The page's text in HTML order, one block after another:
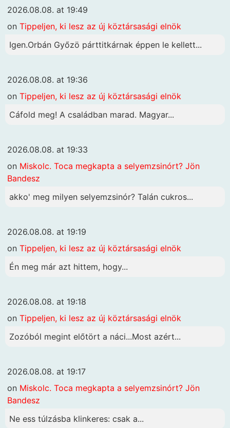
2026.08.08. at 19:49
on Tippeljen, ki lesz az új köztársasági elnök
Igen.Orbán Győzö párttitkárnak éppen le kellett...
2026.08.08. at 19:36
on Tippeljen, ki lesz az új köztársasági elnök
Cáfold meg! A családban marad. Magyar...
2026.08.08. at 19:33
on Miskolc. Toca megkapta a selyemzsinórt? Jön
Bandesz
akko' meg milyen selyemzsinór? Talán cukros...
2026.08.08. at 19:19
on Tippeljen, ki lesz az új köztársasági elnök
Én meg már azt hittem, hogy...
2026.08.08. at 19:18
on Tippeljen, ki lesz az új köztársasági elnök
Zozóból megint előtört a náci...Most azért...
2026.08.08. at 19:17
on Miskolc. Toca megkapta a selyemzsinórt? Jön
Bandesz
Ne ess túlzásba klinkeres: csak a...